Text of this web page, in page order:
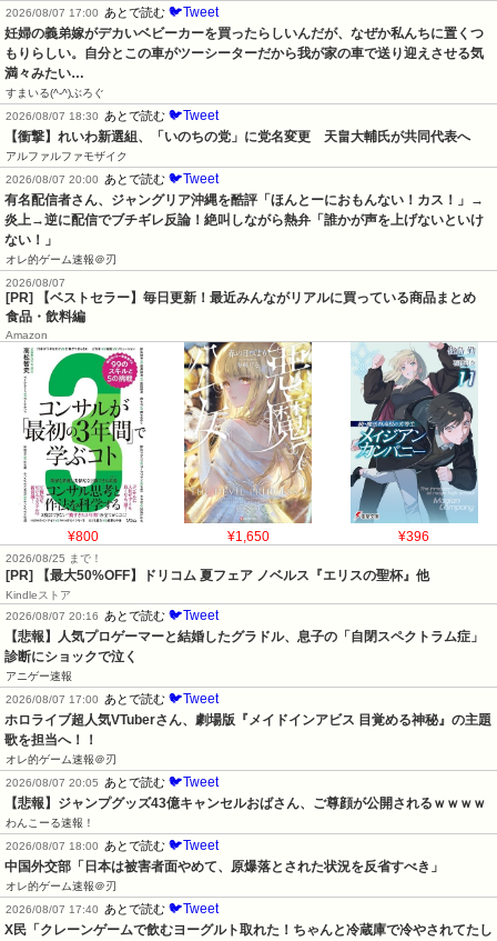
2026/08/07 17:00
あとで読む 🐦Tweet
妊婦の義弟嫁がデカいベビーカーを買ったらしいんだが、なぜか私んちに置くつ
もりらしい。自分とこの車がツーシーターだから我が家の車で送り迎えさせる気
満々みたい…
すまいる(^-^)ぶろぐ
2026/08/07 18:30
あとで読む 🐦Tweet
【衝撃】れいわ新選組、「いのちの党」に党名変更　天畠大輔氏が共同代表へ
アルファルファモザイク
2026/08/07 20:00
あとで読む 🐦Tweet
有名配信者さん、ジャングリア沖縄を酷評「ほんとーにおもんない！カス！」→
炎上→逆に配信でブチギレ反論！絶叫しながら熱弁「誰かが声を上げないといけ
ない！」
オレ的ゲーム速報＠刃
2026/08/07
[PR] 【ベストセラー】毎日更新！最近みんながリアルに買っている商品まとめ
食品・飲料編
Amazon
¥800 ¥1,650 ¥396
2026/08/25 まで！
[PR] 【最大50%OFF】ドリコム 夏フェア ノベルス『エリスの聖杯』他
Kindleストア
2026/08/07 20:16 あとで読む 🐦Tweet
【悲報】人気プロゲーマーと結婚したグラドル、息子の「自閉スペクトラム症」
診断にショックで泣く
アニゲー速報
2026/08/07 17:00 あとで読む 🐦Tweet
ホロライブ超人気VTuberさん、劇場版『メイドインアビス 目覚める神秘』の主題
歌を担当へ！！
オレ的ゲーム速報＠刃
2026/08/07 20:05 あとで読む 🐦Tweet
【悲報】ジャンプグッズ43億キャンセルおばさん、ご尊顔が公開されるｗｗｗｗ
わんこーる速報！
2026/08/07 18:00 あとで読む 🐦Tweet
中国外交部「日本は被害者面やめて、原爆落とされた状況を反省すべき」
オレ的ゲーム速報＠刃
2026/08/07 17:40 あとで読む 🐦Tweet
X民「クレーンゲームで飲むヨーグルト取れた！ちゃんと冷蔵庫で冷やされてたし